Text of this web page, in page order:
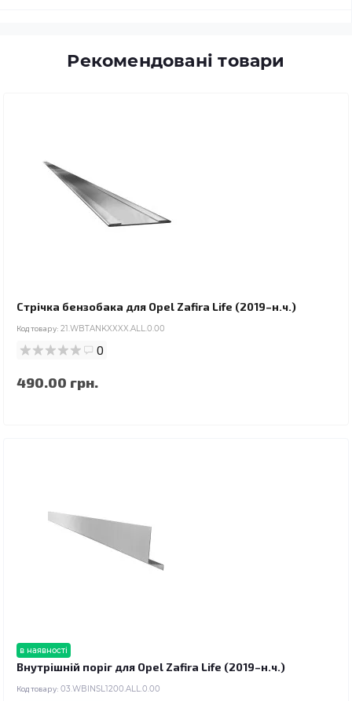
Рекомендовані товари
Стрічка бензобака для Opel Zafira Life (2019–н.ч.)
Код товару: 21.WBTANKXXXX.ALL.0.00
0
490.00 грн.
в наявності
Внутрішній поріг для Opel Zafira Life (2019–н.ч.)
Код товару: 03.WBINSL1200.ALL.0.00